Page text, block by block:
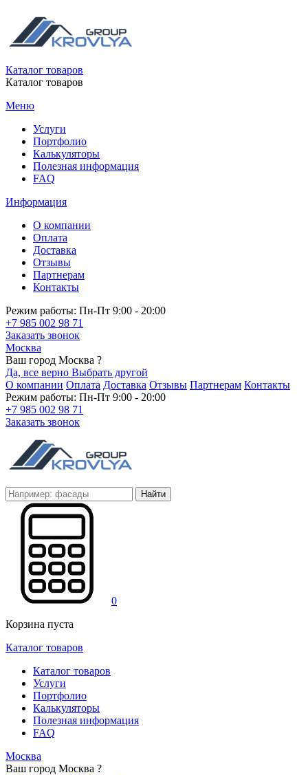
Каталог товаров
Каталог товаров
Меню
Услуги
Портфолио
Калькуляторы
Полезная информация
FAQ
Информация
О компании
Оплата
Доставка
Отзывы
Партнерам
Контакты
Режим работы: Пн-Пт 9:00 - 20:00
+7 985 002 98 71
Заказать звонок
Москва
Ваш город Москва ?
Да, все верно Выбрать другой
О компании Оплата Доставка Отзывы Партнерам Контакты
Режим работы: Пн-Пт 9:00 - 20:00
+7 985 002 98 71
Заказать звонок
Найти
0
Корзина пуста
Каталог товаров
Каталог товаров
Услуги
Портфолио
Калькуляторы
Полезная информация
FAQ
Москва
Ваш город Москва ?